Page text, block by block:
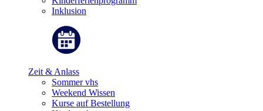
Inklusion
Zeit & Anlass
Sommer vhs
Weekend Wissen
Kurse auf Bestellung